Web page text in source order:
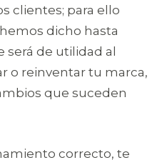
clientes; para ello
dicho hasta
de utilidad al
o reinventar tu marca,
que suceden
correcto, te